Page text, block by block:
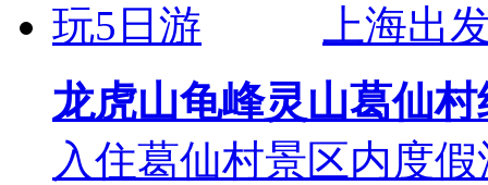
上海出
龙虎山龟峰灵山葛仙
入住葛仙村景区内度